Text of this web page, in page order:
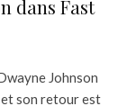
dans Fast
Johnson
son retour est